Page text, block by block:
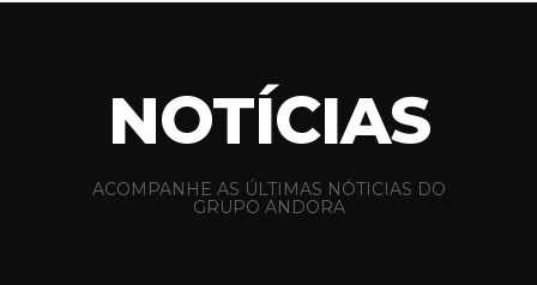
NOTÍCIAS
ACOMPANHE AS ÚLTIMAS NÓTICIAS DO
GRUPO ANDORA